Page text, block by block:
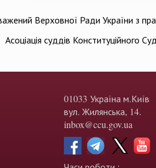
Верховної Ради України з
Асоціація суддів Конституційного
01033 Україна м.Київ
вул. Жилянська, 14.
inbox@ccu.gov.ua